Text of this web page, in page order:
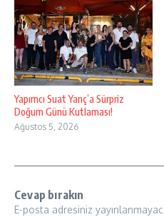
Yapımcı Suat Yanç’a Sürpriz
Doğum Günü Kutlaması!
Ağustos 5, 2026
Cevap bırakın
E-posta adresiniz